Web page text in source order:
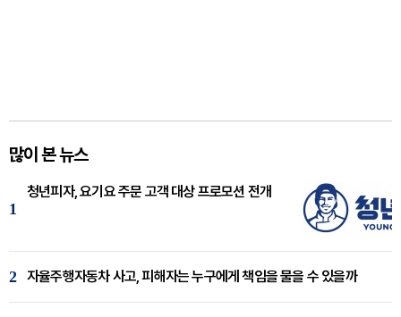
많이 본 뉴스
1
청년피자, 요기요 주문 고객 대상 프로모션 전개
2 자율주행자동차 사고, 피해자는 누구에게 책임을 물을 수 있을까